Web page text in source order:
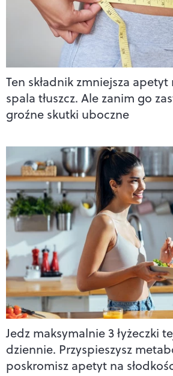
Ten składnik zmniejsza apetyt
spala tłuszcz. Ale zanim go
groźne skutki uboczne
Jedz maksymalnie 3 łyżeczki
dziennie. Przyspieszysz
poskromisz apetyt na